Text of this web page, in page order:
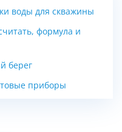
воды для скважины
формула и
берег
приборы